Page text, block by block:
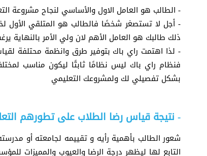
- الطالب هو العامل الاول والأساسي لنجاح مشروعة
- أجل لا تستصغر شخصًا فالطالب هو المتلقي الأول
ذلك طالبك هو العامل الأهم لان ولي الأمر
- لذا اهتمت راي باك بتوفير طرق وانظمة محتلفة
فنظام راي باك ليس نظامًا ثابتًا ليكون مناسب
بشكل تفصيلي لك ولمشروعك التعليمي
- نتيجة قياس رضا الطلاب على تطورهم
شعور الطالب بأهمية رأيه و تقييمه لجامعته أو
التابع لها ليظهر درجة الرضا والعيوب والمميزات